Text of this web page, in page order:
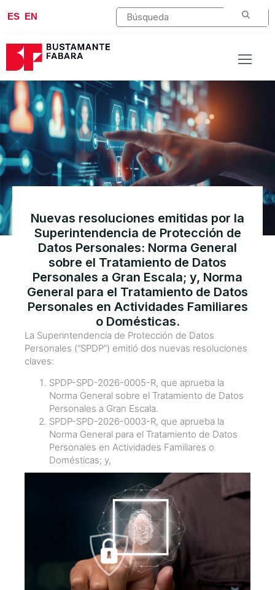
ES EN
Nuevas resoluciones emitidas por la
Superintendencia de Protección de
Datos Personales: Norma General
sobre el Tratamiento de Datos
Personales a Gran Escala; y, Norma
General para el Tratamiento de Datos
Personales en Actividades Familiares
o Domésticas.
La Superintendencia de Protección de Datos
Personales (“SPDP”) emitió dos nuevas resoluciones
claves:
SPDP-SPD-2026-0005-R, que aprueba la
Norma General sobre el Tratamiento de Datos
Personales a Gran Escala.
SPDP-SPD-2026-0003-R, que aprueba la
Norma General para el Tratamiento de Datos
Personales en Actividades Familiares o
Domésticas; y,